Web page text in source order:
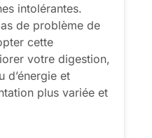
intolérantes.
de problème de
cette
votre digestion,
d’énergie et
plus variée et